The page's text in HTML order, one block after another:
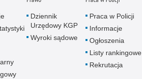
Dziennik
Urzędowy KGP
Wyroki sądowe
Praca w Policji
Informacje
Ogłoszenia
Listy rankingowe
Rekrutacja